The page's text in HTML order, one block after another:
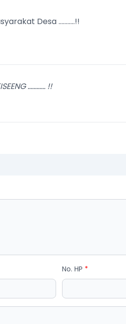
Desa ...........!!
............ !!
No. HP *